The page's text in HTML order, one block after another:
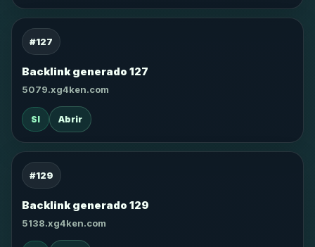
#127
Backlink generado 127
5079.xg4ken.com
SI Abrir
#129
Backlink generado 129
5138.xg4ken.com